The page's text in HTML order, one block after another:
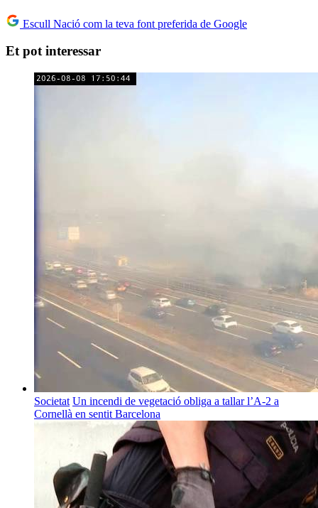
Escull Nació com la teva font preferida de Google
Et pot interessar
Societat Un incendi de vegetació obliga a tallar l’A-2 a
Cornellà en sentit Barcelona